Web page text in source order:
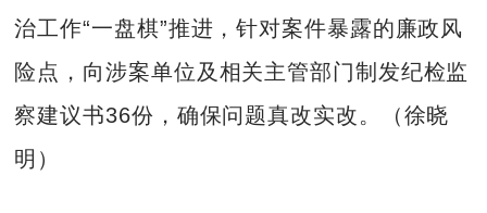
治工作“一盘棋”推进，针对案件暴露的廉政风
险点，向涉案单位及相关主管部门制发纪检监
察建议书36份，确保问题真改实改。（徐晓
明）